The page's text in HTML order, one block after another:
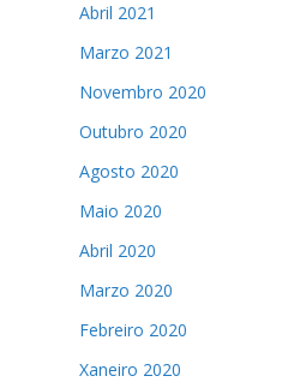
Abril 2021
Marzo 2021
Novembro 2020
Outubro 2020
Agosto 2020
Maio 2020
Abril 2020
Marzo 2020
Febreiro 2020
Xaneiro 2020